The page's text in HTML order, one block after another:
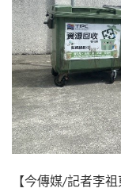
【今傳媒/記者李祖